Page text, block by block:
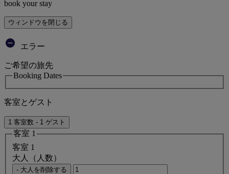
book your stay
ウィンドウを閉じる
エラー
ご希望の旅先
Booking Dates
客室とゲスト
1 客室数 - 1 ゲスト
客室 1
客室 1
大人（人数）
- 大人を削除する